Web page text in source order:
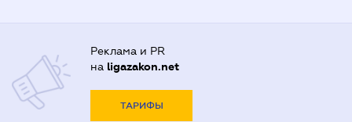
Реклама и PR
на ligazakon.net
ТАРИФЫ